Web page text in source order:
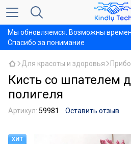
Мы обновляемся. Возможны
Спасибо за понимание
Для красоты и здоровья
Кисть со шпателем
полигеля
Артикул: 59981 Оставить отзыв
ХИТ